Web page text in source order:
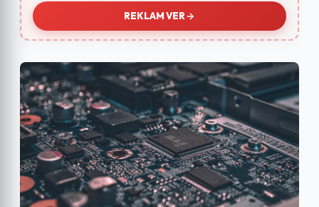
REKLAM VER